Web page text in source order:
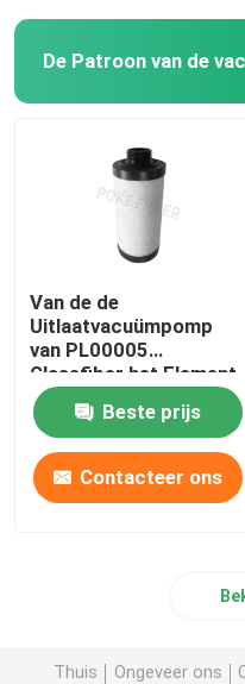
De Patroon van de
Van de de
Uitlaatvacuümpomp
van PL00005
Glassfiber het Element
van de de Filterpatroon
voor Voedselfabriek
Beste prijs
Contacteer ons
Thuis Ongeveer ons